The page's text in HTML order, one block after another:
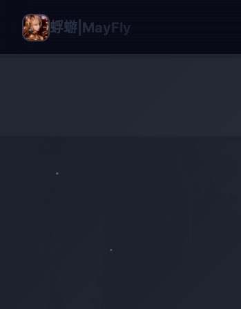
蜉蝣|MayFly